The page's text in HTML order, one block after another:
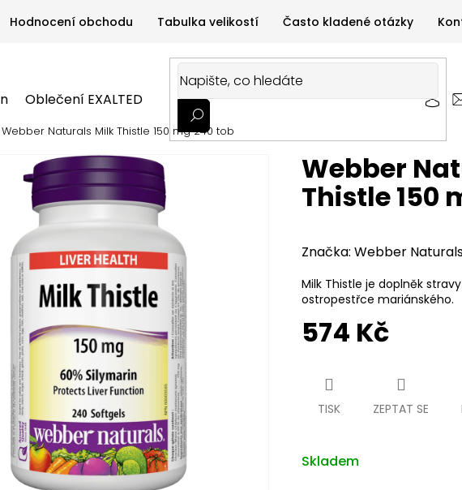
Hodnocení obchodu Tabulka velikostí Často kladené otázky
Oblečení EXALTED Oblečení GYMTIME Sportovní výživa
Oblečení GYMTIME Sportovní výživa Zdravá výživa Doplňky
Webber Naturals Milk Thistle 150 mg 240 tob
574 Kč
Skladem
Milk Thistle je doplněk
ostropestřce mariánského.
TISK ZEPTAT SE
Webber
Thistle 150
Značka: Webber